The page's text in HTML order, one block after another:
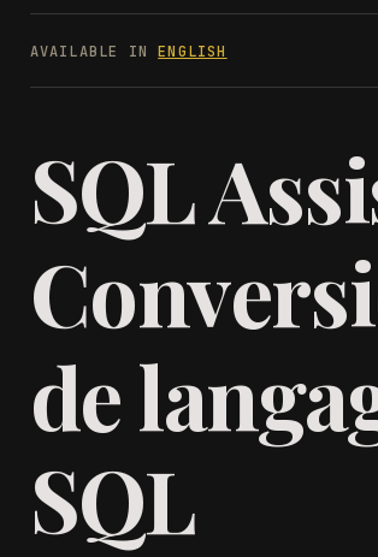
AVAILABLE INENGLISH
SQL
de
SQL